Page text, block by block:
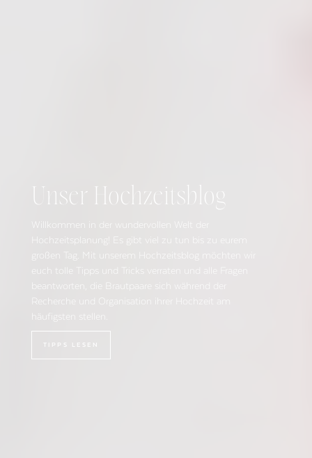
Unser Hochzeitsblog
Willkommen in der wundervollen Welt der
Hochzeitsplanung! Es gibt viel zu tun bis zu eurem
großen Tag. Mit unserem Hochzeitsblog möchten wir
euch tolle Tipps und Tricks verraten und alle Fragen
beantworten, die Brautpaare sich während der
Recherche und Organisation ihrer Hochzeit am
häufigsten stellen.
TIPPS LESEN